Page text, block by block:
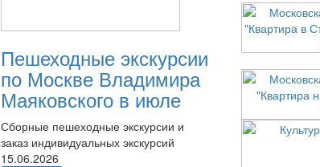
Пешеходные экскурсии
по Москве Владимира
Маяковского в июле
Сборные пешеходные экскурсии и
заказ индивидуальных экскурсий
15.06.2026